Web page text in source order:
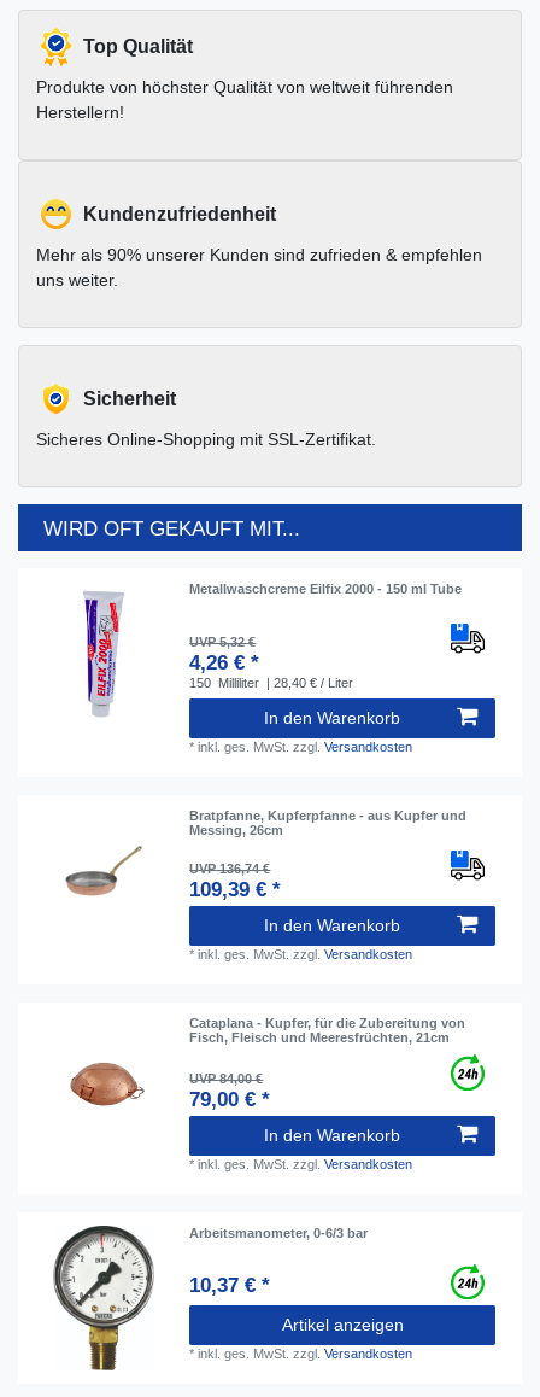
Top Qualität
Produkte von höchster Qualität von weltweit führenden
Herstellern!
Kundenzufriedenheit
Mehr als 90% unserer Kunden sind zufrieden & empfehlen
uns weiter.
Sicherheit
Sicheres Online-Shopping mit SSL-Zertifikat.
WIRD OFT GEKAUFT MIT...
Metallwaschcreme Eilfix 2000 - 150 ml Tube
UVP 5,32 €
4,26 € *
150 Milliliter | 28,40 € / Liter
In den Warenkorb
*inkl. ges. MwSt. zzgl.Versandkosten
Bratpfanne, Kupferpfanne - aus Kupfer und
Messing, 26cm
UVP 136,74 €
109,39 € *
In den Warenkorb
*inkl. ges. MwSt. zzgl.Versandkosten
Cataplana - Kupfer, für die Zubereitung von
Fisch, Fleisch und Meeresfrüchten, 21cm
UVP 84,00 €
79,00 € *
In den Warenkorb
*inkl. ges. MwSt. zzgl.Versandkosten
Arbeitsmanometer, 0-6/3 bar
10,37 € *
Artikel anzeigen
*inkl. ges. MwSt. zzgl.Versandkosten